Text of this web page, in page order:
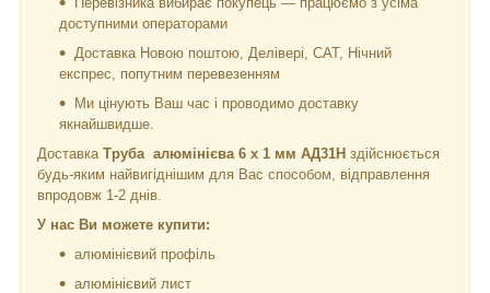
доступними операторами
Доставка Новою поштою, Делівері, САТ, Нічний
експрес, попутним перевезенням
Ми цінують Ваш час і проводимо доставку
якнайшвидше.
Доставка Труба алюмінієва 6 х 1 мм АД31Н здійснюється
будь-яким найвигіднішим для Вас способом, відправлення
впродовж 1-2 днів.
У нас Ви можете купити:
алюмінієвий профіль
алюмінієвий лист